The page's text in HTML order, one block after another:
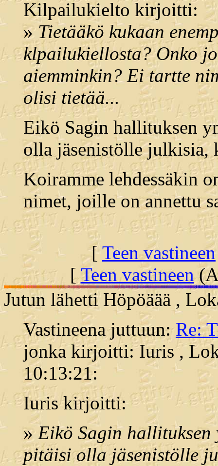
Kilpailukielto kirjoitti:
» Tietääkö kukaan
klpailukiellosta? Onko
aiemminkin? Ei tartte
olisi tietää...
Eikö Sagin hallituksen
olla jäsenistölle julkisia,
Koiramme lehdessäkin
nimet, joille on annettu
[Teen vastineen
[Teen vastineen
Jutun lähetti Höpöäää ,
Vastineena juttuun:Re:
jonka kirjoitti: Iuris ,
10:13:21:
Iuris kirjoitti:
» Eikö Sagin
pitäisi olla jäsenistölle